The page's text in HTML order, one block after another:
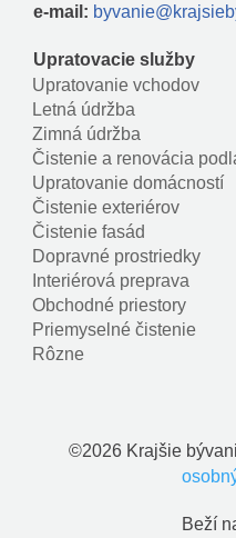
e-mail:
Upratovacie služby
Upratovanie vchodov
Letná údržba
Zimná údržba
Čistenie a renovácia
Upratovanie domácností
Čistenie exteriérov
Čistenie fasád
Dopravné prostriedky
Interiérová preprava
Obchodné priestory
Priemyselné čistenie
Rôzne
©2026 Krajšie
Beží